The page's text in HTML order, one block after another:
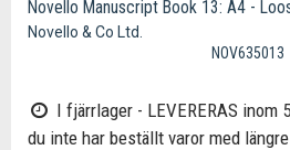
Novello Manuscript Book 13: A4 -
Novello & Co Ltd.
NOV635013
I fjärrlager - LEVERERAS inom
du inte har beställt varor med